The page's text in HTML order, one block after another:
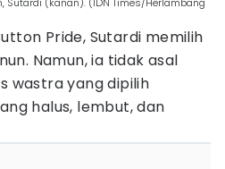
Pride, Sutardi memilih
Namun, ia tidak asal
wastra yang dipilih
halus, lembut, dan